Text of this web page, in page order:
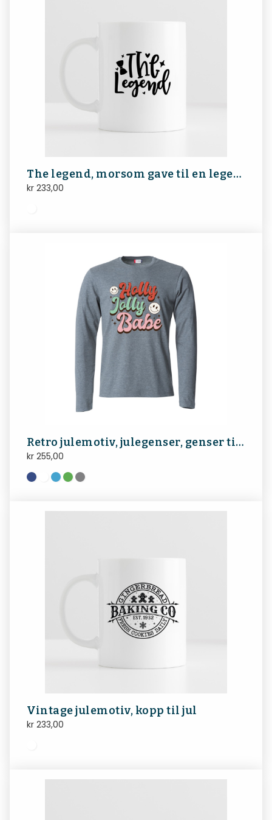
The legend, morsom gave til en legende
kr 233,00
Retro julemotiv, julegenser, genser til jul
kr 255,00
Vintage julemotiv, kopp til jul
kr 233,00